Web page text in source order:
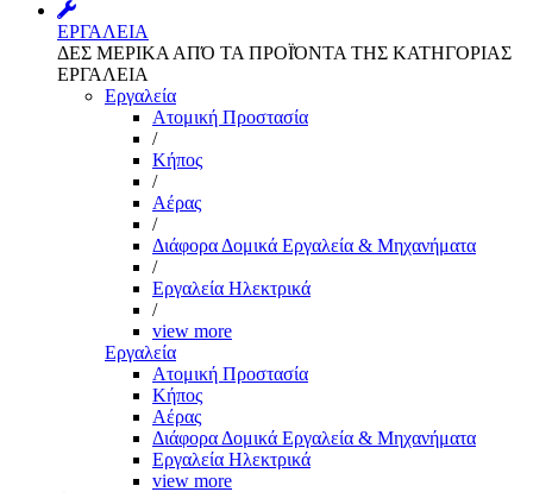
ΕΡΓΑΛΕΙΑ
ΔΕΣ ΜΕΡΙΚΑ ΑΠΌ ΤΑ ΠΡΟΪΌΝΤΑ ΤΗΣ ΚΑΤΗΓΟΡΙΑΣ
ΕΡΓΑΛΕΙΑ
Εργαλεία
Aτομική Προστασία
/
Kήπος
/
Αέρας
/
Διάφορα Δομικά Εργαλεία & Μηχανήματα
/
Εργαλεία Ηλεκτρικά
/
view more
Εργαλεία
Aτομική Προστασία
Kήπος
Αέρας
Διάφορα Δομικά Εργαλεία & Μηχανήματα
Εργαλεία Ηλεκτρικά
view more